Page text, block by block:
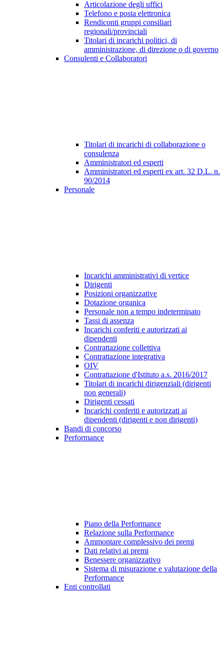
Articolazione degli uffici
Telefono e posta elettronica
Rendiconti gruppi consiliari
regionali/provinciali
Titolari di incarichi politici, di
amministrazione, di direzione o di governo
Consulenti e Collaboratori
Titolari di incarichi di collaborazione o
consulenza
Amministratori ed esperti
Amministratori ed esperti ex art. 32 D.L. n.
90/2014
Personale
Incarichi amministrativi di vertice
Dirigenti
Posizioni organizzative
Dotazione organica
Personale non a tempo indeterminato
Tassi di assenza
Incarichi conferiti e autorizzati ai
dipendenti
Contrattazione collettiva
Contrattazione integrativa
OIV
Contrattazione d'Istituto a.s. 2016/2017
Titolari di incarichi dirigenziali (dirigenti
non generali)
Dirigenti cessati
Incarichi conferiti e autorizzati ai
dipendenti (dirigenti e non dirigenti)
Bandi di concorso
Performance
Piano della Performance
Relazione sulla Performance
Ammontare complessivo dei premi
Dati relativi ai premi
Benessere organizzativo
Sistema di misurazione e valutazione della
Performance
Enti controllati